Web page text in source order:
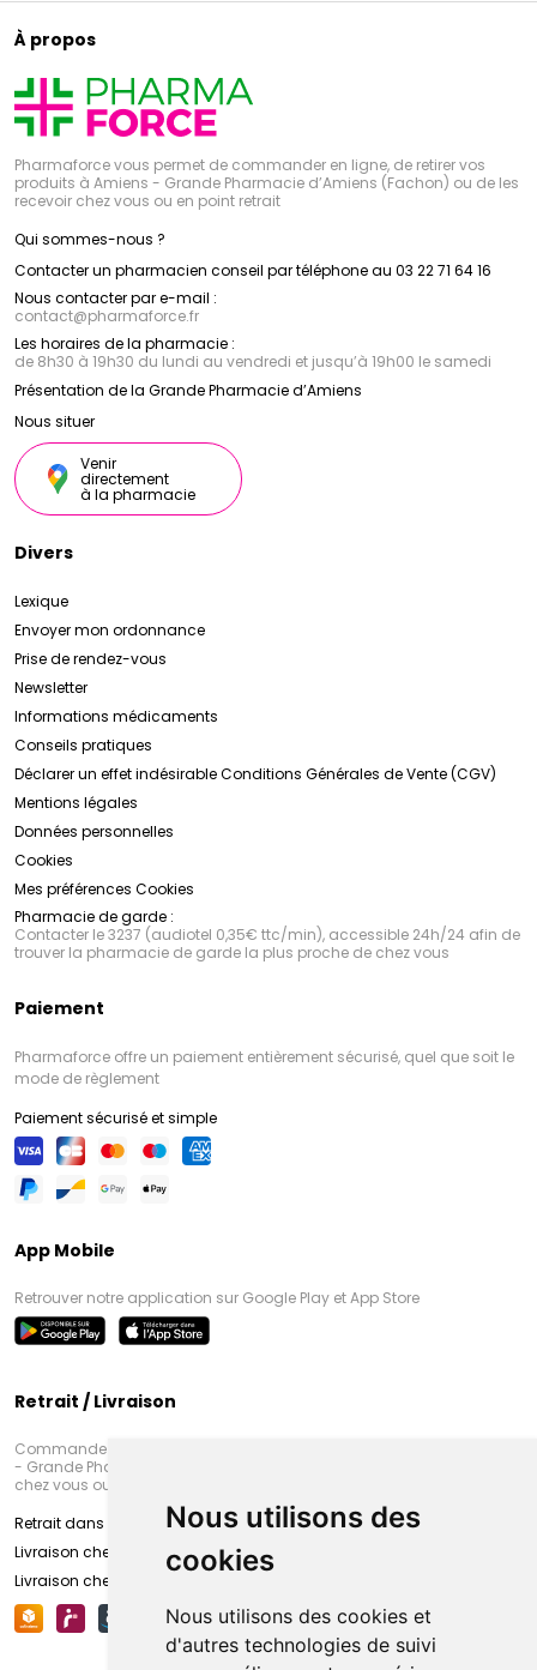
Nous utilisons des
cookies
Nous utilisons des cookies et
d'autres technologies de suivi
À propos
Pharmaforce vous permet de commander en ligne, de retirer vos
produits à Amiens - Grande Pharmacie d’Amiens (Fachon) ou de les
recevoir chez vous ou en point retrait
Qui sommes-nous ?
Contacter un pharmacien conseil par téléphone au 03 22 71 64 16
Nous contacter par e-mail :
contact@pharmaforce.fr
Les horaires de la pharmacie :
de 8h30 à 19h30 du lundi au vendredi et jusqu’à 19h00 le samedi
Présentation de la Grande Pharmacie d’Amiens
Nous situer
Venir
directement
à la pharmacie
Divers
Lexique
Envoyer mon ordonnance
Prise de rendez-vous
Newsletter
Informations médicaments
Conseils pratiques
Déclarer un effet indésirableConditions Générales de Vente (CGV)
Mentions légales
Données personnelles
Cookies
Mes préférences Cookies
Pharmacie de garde :
Contacter le 3237 (audiotel 0,35€ ttc/min), accessible 24h/24 afin de
trouver la pharmacie de garde la plus proche de chez vous
Paiement
Pharmaforce offre un paiement entièrement sécurisé, quel que soit le
mode de règlement
Paiement sécurisé et simple
App Mobile
Retrouver notre application sur Google Play et App Store
Retrait / Livraison
Commandez en ligne et venez chercher votre commande à Amiens
- Grande Pharmacie d’Amiens (Fachon) ou recevez-là rapidement
chez vous ou en point retrait
Retrait dans la pharmacie d’Amiens
Livraison chez vous
Livraison chez votre commerçant